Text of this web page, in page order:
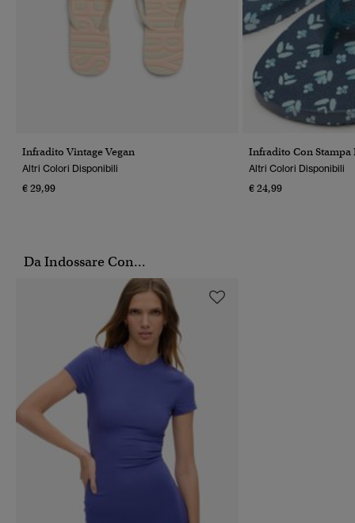
Infradito Vintage Vegan
Altri Colori Disponibili
€ 29,99
Infradito Con Stampa
Altri Colori Disponibili
€ 24,99
Da Indossare Con...